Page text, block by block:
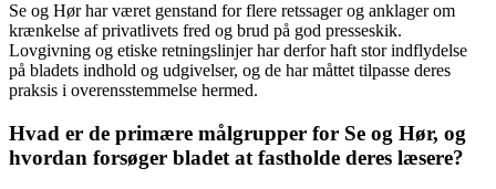
Se og Hør har været genstand for flere retssager og anklager om
krænkelse af privatlivets fred og brud på god presseskik.
Lovgivning og etiske retningslinjer har derfor haft stor indflydelse
på bladets indhold og udgivelser, og de har måttet tilpasse deres
praksis i overensstemmelse hermed.
Hvad er de primære målgrupper for Se og Hør, og
hvordan forsøger bladet at fastholde deres læsere?